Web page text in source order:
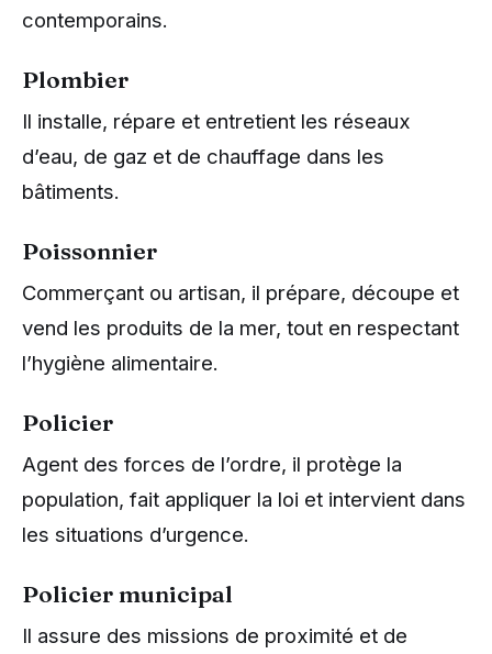
contemporains.
Plombier
Il installe, répare et entretient les réseaux
d’eau, de gaz et de chauffage dans les
bâtiments.
Poissonnier
Commerçant ou artisan, il prépare, découpe et
vend les produits de la mer, tout en respectant
l’hygiène alimentaire.
Policier
Agent des forces de l’ordre, il protège la
population, fait appliquer la loi et intervient dans
les situations d’urgence.
Policier municipal
Il assure des missions de proximité et de